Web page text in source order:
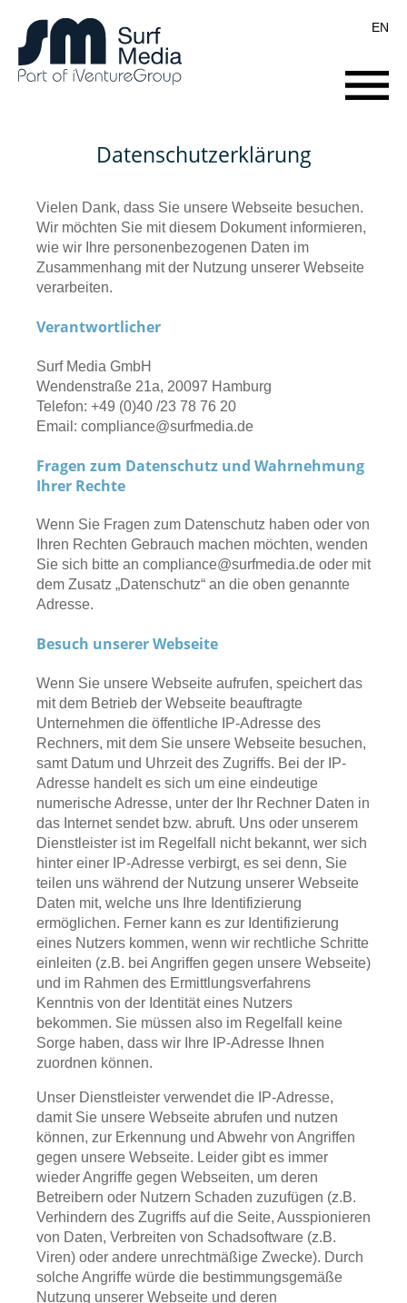
EN
Startseite
Über uns
Expertise
Datenschutzerklärung
Vielen Dank, dass Sie unsere Webseite besuchen.
Wir möchten Sie mit diesem Dokument informieren,
wie wir Ihre personenbezogenen Daten im
Zusammenhang mit der Nutzung unserer Webseite
verarbeiten.
Verantwortlicher
Surf Media GmbH
Wendenstraße 21a, 20097 Hamburg
Telefon: +49 (0)40 /23 78 76 20
Email: compliance@surfmedia.de
Fragen zum Datenschutz und Wahrnehmung
Ihrer Rechte
Wenn Sie Fragen zum Datenschutz haben oder von
Ihren Rechten Gebrauch machen möchten, wenden
Sie sich bitte an compliance@surfmedia.de oder mit
dem Zusatz „Datenschutz“ an die oben genannte
Adresse.
Besuch unserer Webseite
Wenn Sie unsere Webseite aufrufen, speichert das
mit dem Betrieb der Webseite beauftragte
Unternehmen die öffentliche IP-Adresse des
Rechners, mit dem Sie unsere Webseite besuchen,
samt Datum und Uhrzeit des Zugriffs. Bei der IP-
Adresse handelt es sich um eine eindeutige
numerische Adresse, unter der Ihr Rechner Daten in
das Internet sendet bzw. abruft. Uns oder unserem
Dienstleister ist im Regelfall nicht bekannt, wer sich
hinter einer IP-Adresse verbirgt, es sei denn, Sie
teilen uns während der Nutzung unserer Webseite
Daten mit, welche uns Ihre Identifizierung
ermöglichen. Ferner kann es zur Identifizierung
eines Nutzers kommen, wenn wir rechtliche Schritte
einleiten (z.B. bei Angriffen gegen unsere Webseite)
und im Rahmen des Ermittlungsverfahrens
Kenntnis von der Identität eines Nutzers
bekommen. Sie müssen also im Regelfall keine
Sorge haben, dass wir Ihre IP-Adresse Ihnen
zuordnen können.
Unser Dienstleister verwendet die IP-Adresse,
damit Sie unsere Webseite abrufen und nutzen
können, zur Erkennung und Abwehr von Angriffen
gegen unsere Webseite. Leider gibt es immer
wieder Angriffe gegen Webseiten, um deren
Betreibern oder Nutzern Schaden zuzufügen (z.B.
Verhindern des Zugriffs auf die Seite, Ausspionieren
von Daten, Verbreiten von Schadsoftware (z.B.
Viren) oder andere unrechtmäßige Zwecke). Durch
solche Angriffe würde die bestimmungsgemäße
Nutzung unserer Webseite und deren